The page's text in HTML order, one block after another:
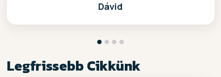
Dávid
Legfrissebb Cikkünk